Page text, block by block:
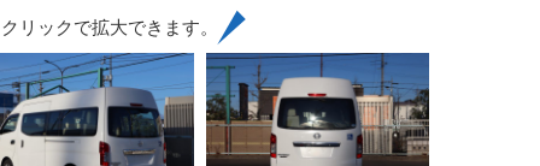
リックで拡大できます。